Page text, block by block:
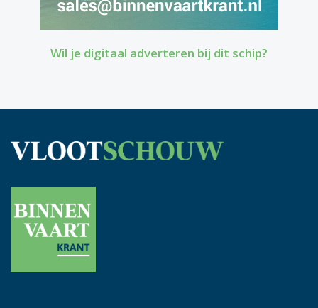
Wil je digitaal adverteren bij dit schip?